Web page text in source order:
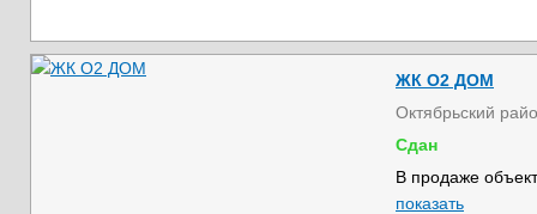
ЖК О2 ДОМ
Октябрьский
Сдан
В продаже
показать